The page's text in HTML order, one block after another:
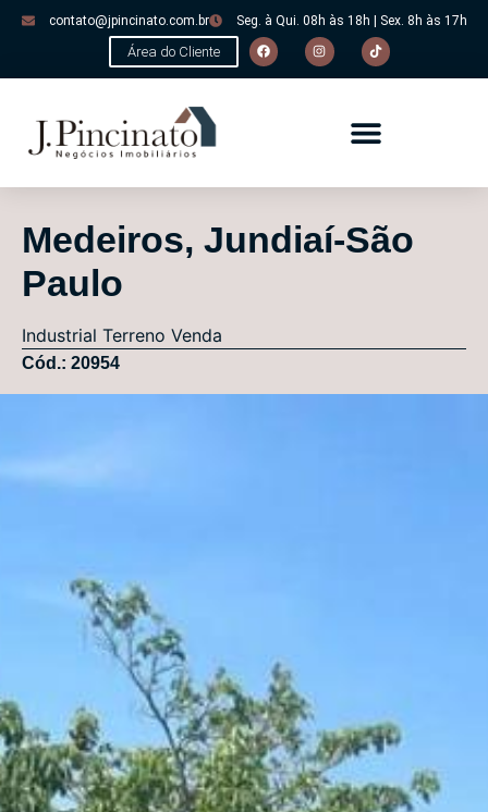
contato@jpincinato.com.br Seg. à Qui. 08h às 18h | Sex. 8h às 17h
Área do Cliente
Medeiros, Jundiaí-São
Paulo
Industrial Terreno Venda
Cód.: 20954